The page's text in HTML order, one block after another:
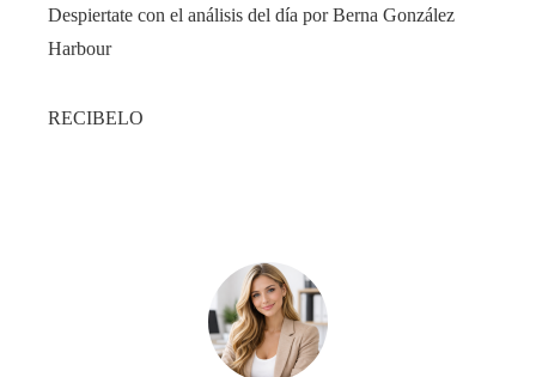
Despiertate con el análisis del día por Berna González
Harbour
RECIBELO